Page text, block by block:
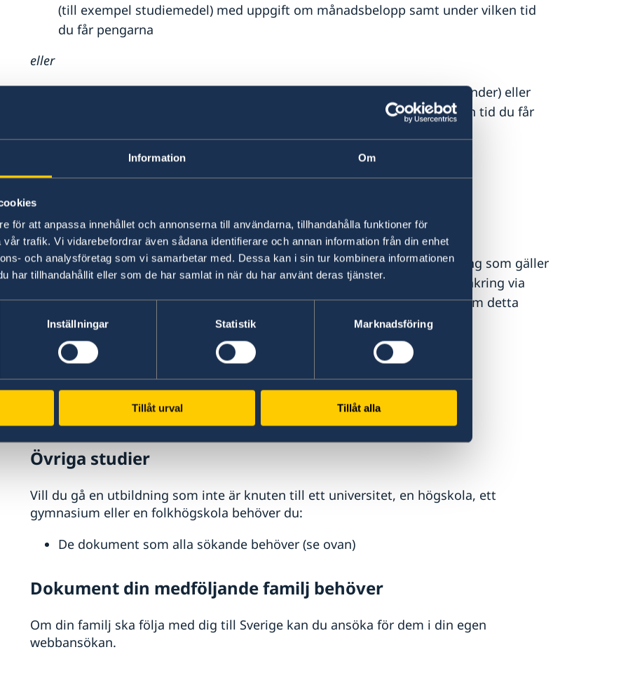
Information Om
för att anpassa innehållet och annonserna till användarna, tillhandahålla funktioner för
trafik. Vi vidarebefordrar även sådana identifierare och annan information från din enhet
och analysföretag som vi samarbetar med. Dessa kan i sin tur kombinera informationen
har tillhandahållit eller som de har samlat in när du har använt deras tjänster.
Inställningar Statistik Marknadsföring
Tillåt urval Tillåt alla
(till exempel studiemedel) med uppgift om månadsbelopp samt under vilken tid
du får pengarna
eller
Dokument som visar att du har fått utbildningsbidrag (gäller doktorander) eller
anställning som doktorand med uppgift om belopp samt under vilken tid du får
Studenter på universitet eller högskola
Vill du studera på universitet eller högskola behöver du:
De dokument som alla sökande behöver (se ovan)
Kopia på dokument som visar att du har en heltäckande sjukförsäkring som gäller
i Sverige (om du ska studera kortare tid än ett år). Om du har en försäkring via
universitetet eller högskolan (lärosätet) ska du skicka med ett intyg om detta
Studenter på folkhögskola och gymnasium
Vill du studera på folkhögskola eller gymnasium behöver du:
De dokument som alla sökande behöver (se ovan)
Övriga studier
Vill du gå en utbildning som inte är knuten till ett universitet, en högskola, ett
gymnasium eller en folkhögskola behöver du:
De dokument som alla sökande behöver (se ovan)
Dokument din medföljande familj behöver
Om din familj ska följa med dig till Sverige kan du ansöka för dem i din egen
webbansökan.